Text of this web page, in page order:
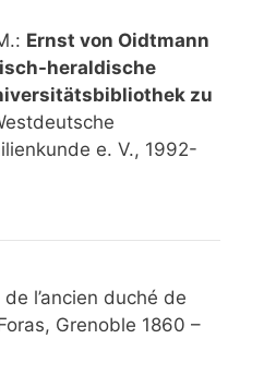
Ernst von Oidtmann
heraldische
zu
e. V., 1992-
l’ancien duché de
Grenoble 1860 –